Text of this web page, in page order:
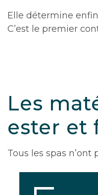
Elle détermine
C’est le premier
Les
ester et
Tous les spas